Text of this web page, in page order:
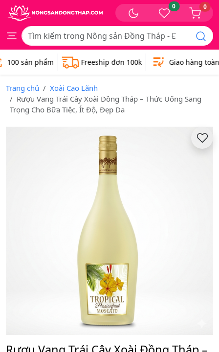
0 0
sản phẩm Freeship đơn 100k Giao hàng toàn
Trang chủ
Xoài Cao Lãnh
Rượu Vang Trái Cây Xoài Đồng Tháp – Thức Uống Sang
Trọng Cho Bữa Tiệc, Ít Độ, Đẹp Da